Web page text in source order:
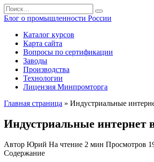
Перейти
к
содержанию
Search
for:
Блог о промышленности России
Каталог курсов
Карта сайта
Вопросы по сертификации
Заводы
Производства
Технологии
Лицензия Минпромторга
Главная страница » Индустриальные
Индустриальные интернет
Автор Юрий На чтение 2 мин Просмотров
Содержание